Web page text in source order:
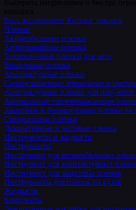
Весь ассортимент Каталог товаров
Пленки
Автомобильные пленки
Антигравийные пленки
Тонировочные пленки для авто
Виниловые пленки
Архитектурные пленки
Солнцезащитные зеркальные и
Архитектурные пленки для наружной
Атермальные теплоотражающие
Защитные и бронирующие пленки на
Специальные плёнки
Декоративные и матовые пленки
Инструменты и жидкости
Инструменты
Инструмент для автомобильных
Инструмент для архитектурных
Инструмент для защитных пленок
Инструменты для пленок на кузов
Жидкости
Комплекты